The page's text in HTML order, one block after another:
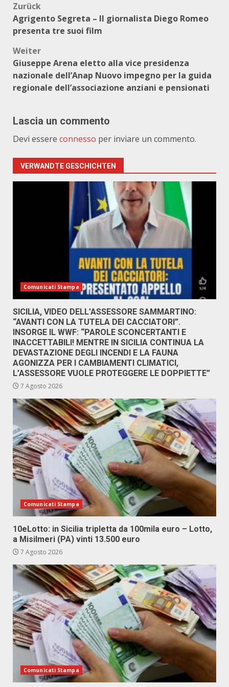
Beitragsnavigation
Zurück
Agrigento Segreta – Il giornalista Diego Romeo
presenta tre suoi film
Weiter
Giuseppe Arena eletto alla vice presidenza
nazionale dell’Anap Nuovo impegno per la guida
regionale dell’associazione anziani e pensionati
Lascia un commento
Devi essere connesso per inviare un commento.
VERWANDTE GESCHICHTEN
Comunicati Stampa
SICILIA, VIDEO DELL’ASSESSORE SAMMARTINO:
“AVANTI CON LA TUTELA DEI CACCIATORI”.
INSORGE IL WWF: “PAROLE SCONCERTANTI E
INACCETTABILI! MENTRE IN SICILIA CONTINUA LA
DEVASTAZIONE DEGLI INCENDI E LA FAUNA
AGONIZZA PER I CAMBIAMENTI CLIMATICI,
L’ASSESSORE VUOLE PROTEGGERE LE DOPPIETTE”
7 Agosto 2026
Comunicati Stampa
10eLotto: in Sicilia tripletta da 100mila euro – Lotto,
a Misilmeri (PA) vinti 13.500 euro
7 Agosto 2026
Comunicati Stampa